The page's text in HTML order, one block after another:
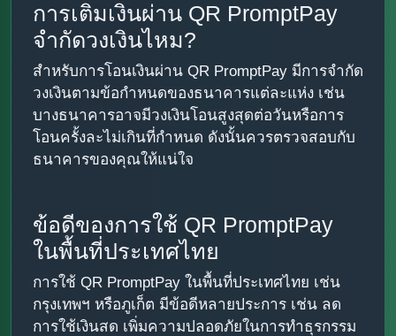
การเติมเงินผ่าน QR PromptPay
จำกัดวงเงินไหม?
สำหรับการโอนเงินผ่าน QR PromptPay มีการจำกัด
วงเงินตามข้อกำหนดของธนาคารแต่ละแห่ง เช่น
บางธนาคารอาจมีวงเงินโอนสูงสุดต่อวันหรือการ
โอนครั้งละไม่เกินที่กำหนด ดังนั้นควรตรวจสอบกับ
ธนาคารของคุณให้แน่ใจ
ข้อดีของการใช้ QR PromptPay
ในพื้นที่ประเทศไทย
การใช้ QR PromptPay ในพื้นที่ประเทศไทย เช่น
กรุงเทพฯ หรือภูเก็ต มีข้อดีหลายประการ เช่น ลด
การใช้เงินสด เพิ่มความปลอดภัยในการทำธุรกรรม